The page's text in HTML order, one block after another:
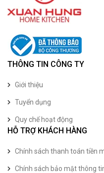
THÔNG TIN CÔNG TY
Giới thiệu
Tuyển dụng
Quy chế hoạt động
HỖ TRỢ KHÁCH HÀNG
Chính sách thanh toán tiền
Chính sách bảo mật thông